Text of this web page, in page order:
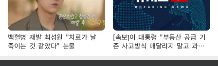
백혈병 재발 최성원 "치료가 날
죽이는 것 같았다" 눈물
[속보]이 대통령 "부동산 공급 기
존 사고방식 매달리지 말고 과감
히 실천"